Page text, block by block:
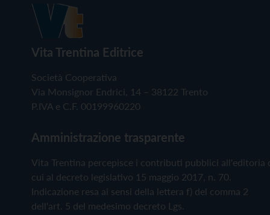
Vita Trentina Editrice
Società Cooperativa
Via Monsignor Endrici, 14 – 38122 Trento
P.IVA e C.F. 00199960220
Amministrazione trasparente
Vita Trentina percepisce i contributi pubblici all'editoria
cui al decreto legislativo 15 maggio 2017, n. 70.
Indicazione resa ai sensi della lettera f) del comma 2
dell'art. 5 del medesimo decreto Lgs.